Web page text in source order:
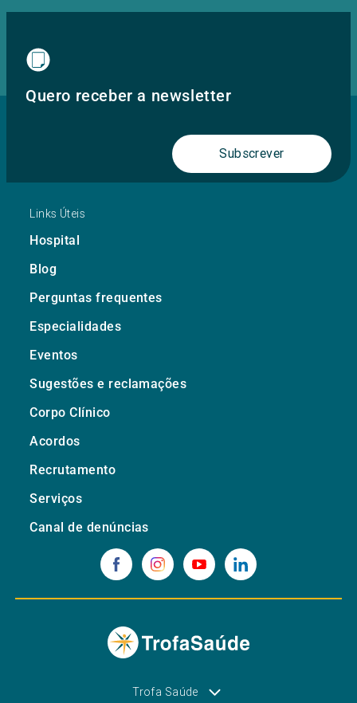
Quero receber a newsletter
Subscrever
Links Úteis
Hospital
Blog
Perguntas frequentes
Especialidades
Eventos
Sugestões e reclamações
Corpo Clínico
Acordos
Recrutamento
Serviços
Canal de denúncias
Trofa Saúde